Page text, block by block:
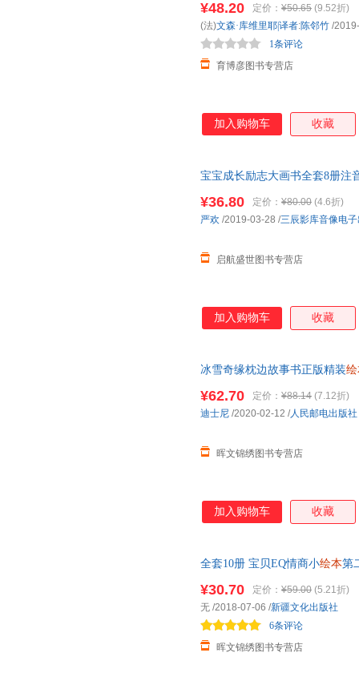
¥48.20 定价： ¥50.65 (9.52折)
育博彦图书专营店
1条评论
(法)文森·库维里耶|译者:陈邻竹 /
加入购物车 收藏
宝宝成长励志大画书全套8册注
¥36.80 定价： ¥80.00 (4.6折)
启航盛世图书专营店
严欢 /2019-03-28 /三辰影库音像电
加入购物车 收藏
冰雪奇缘枕边故事书正版精装
¥62.70 定价： ¥88.14 (7.12折)
晖文锦绣图书专营店
迪士尼 /2020-02-12 /人民邮电出版社
加入购物车 收藏
全套10册 宝贝EQ情商小绘本第
¥30.70 定价： ¥59.00 (5.21折)
晖文锦绣图书专营店
6条评论
无 /2018-07-06 /新疆文化出版社